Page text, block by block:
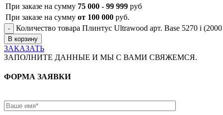
При заказе на сумму 75 000 - 99 999 руб
При заказе на сумму от 100 000 руб.
Количество товара Плинтус Ultrawood арт. Base 5270 i
В корзину
ЗАКАЗАТЬ
ЗАПОЛНИТЕ ДАННЫЕ И МЫ С ВАМИ СВЯЖЕМСЯ.
ФОРМА ЗАЯВКИ